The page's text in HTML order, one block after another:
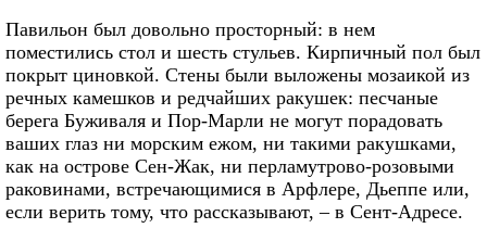
Павильон был довольно просторный: в нем
поместились стол и шесть стульев. Кирпичный пол был
покрыт циновкой. Стены были выложены мозаикой из
речных камешков и редчайших ракушек: песчаные
берега Буживаля и Пор-Марли не могут порадовать
ваших глаз ни морским ежом, ни такими ракушками,
как на острове Сен-Жак, ни перламутрово-розовыми
раковинами, встречающимися в Арфлере, Дьеппе или,
если верить тому, что рассказывают, – в Сент-Адресе.